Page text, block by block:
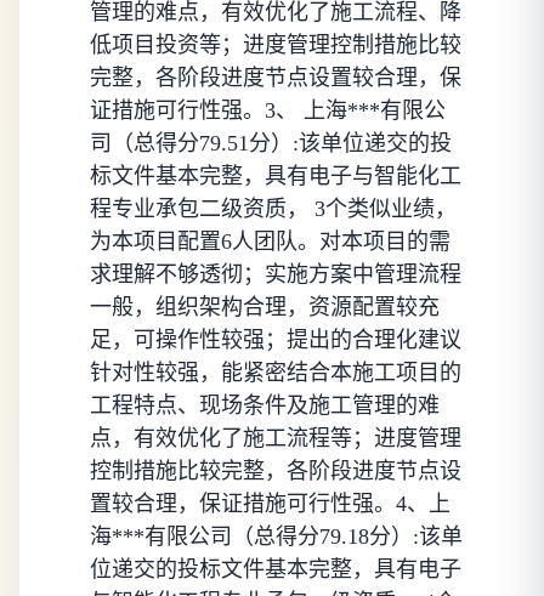
管理的难点，有效优化了施工流程、降
低项目投资等；进度管理控制措施比较
完整，各阶段进度节点设置较合理，保
证措施可行性强。3、 上海***有限公
司（总得分79.51分）:该单位递交的投
标文件基本完整，具有电子与智能化工
程专业承包二级资质， 3个类似业绩，
为本项目配置6人团队。对本项目的需
求理解不够透彻；实施方案中管理流程
一般，组织架构合理，资源配置较充
足，可操作性较强；提出的合理化建议
针对性较强，能紧密结合本施工项目的
工程特点、现场条件及施工管理的难
点，有效优化了施工流程等；进度管理
控制措施比较完整，各阶段进度节点设
置较合理，保证措施可行性强。4、上
海***有限公司（总得分79.18分）:该单
位递交的投标文件基本完整，具有电子